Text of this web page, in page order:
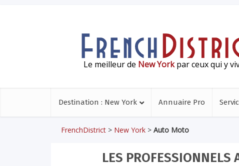
Le meilleur de New Yorkpar ceux qui y
Destination : New York Annuaire Pro
FrenchDistrict > New York > Auto Moto
LES